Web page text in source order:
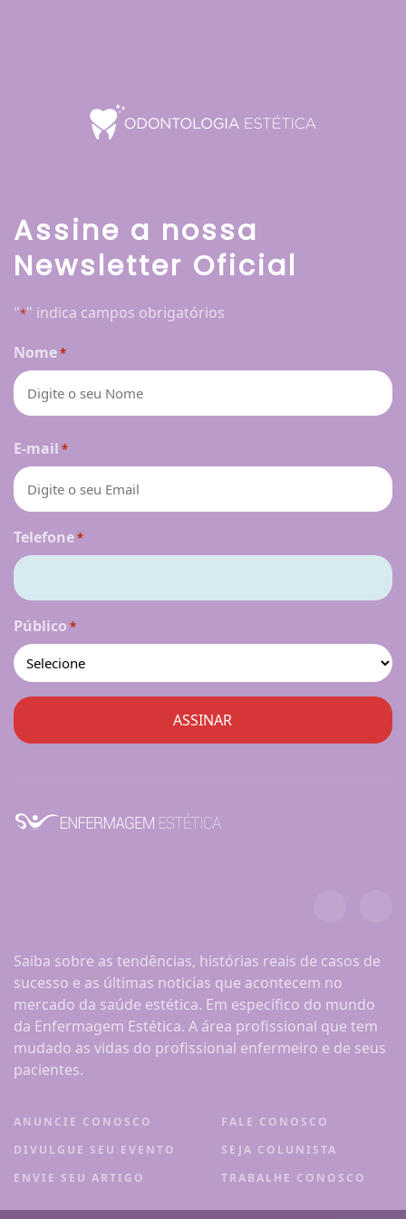
Assine a nossa
Newsletter Oficial
"*" indica campos obrigatórios
Nome*
E-mail *
Telefone*
Público *
Saiba sobre as tendências, histórias reais de casos de
sucesso e as últimas noticías que acontecem no
mercado da saúde estética. Em específico do mundo
da Enfermagem Estética. A área profissional que tem
mudado as vidas do profissional enfermeiro e de seus
pacientes.
ANUNCIE CONOSCO
DIVULGUE SEU EVENTO
ENVIE SEU ARTIGO
FALE CONOSCO
SEJA COLUNISTA
TRABALHE CONOSCO